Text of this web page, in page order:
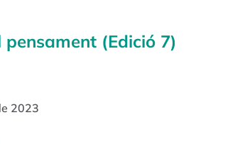
(Edició 7)
2023